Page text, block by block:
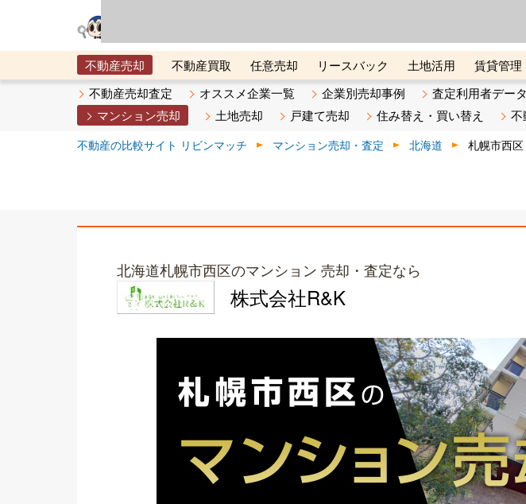
不動産売却 不動産買取 任意売却 リースバック 土地活用 賃貸管理
メタ住宅展示場
ベスト不動産カンパニー オンライン講座 リビンマガジン
不動産売却査定 オススメ企業一覧 企業別売却事例 査定利用者データ
マンション売却
土地売却 戸建て売却 住み替え・買い替え 不
不動産の比較サイト リビンマッチ マンション売却・査定 北海道 札幌市西区
北海道札幌市西区のマンション 売却・査定なら
株式会社R&K